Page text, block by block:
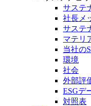
サステ
社長メ
サステ
マテリ
当社の
環境
社会
外部評
ESGデ
対照表